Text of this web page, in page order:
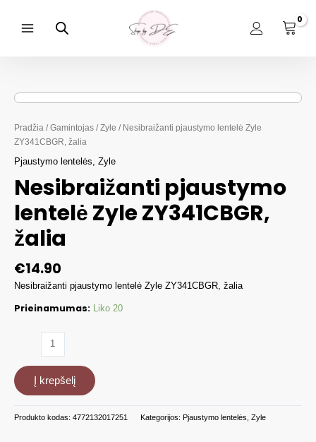
turinio
Pradžia /Gamintojas /Zyle / Nesibraižanti pjaustymo lentelė Zyle
ZY341CBGR, žalia
Pjaustymo lentelės, Zyle
Nesibraižanti pjaustymo
lentelė Zyle ZY341CBGR,
žalia
€14.90
Nesibraižanti pjaustymo lentelė Zyle ZY341CBGR, žalia
Prieinamumas: Liko 20
Nesibraižanti
pjaustymo
lentelė
ZY341CBGR,
Į krepšelį
Produkto kodas: 4772132017251 Kategorijos: Pjaustymo lentelės Zyle